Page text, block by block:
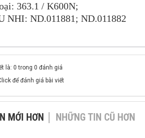
363.1 / K600N;
NHI: ND.011881; ND.011882
là: 0 trong 0 đánh giá
để đánh giá bài viết
MỚI HƠN NHỮNG TIN CŨ HƠN